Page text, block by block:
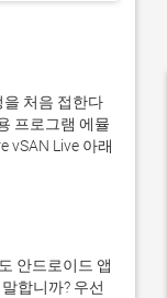
처음 접한다
프로그램 에뮬
vSAN Live 아래
안드로이드 앱
합니까? 우선